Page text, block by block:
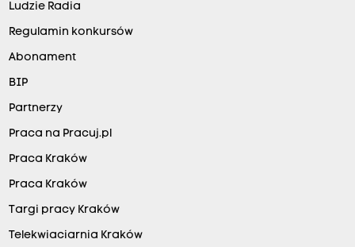
Ludzie Radia
Regulamin konkursów
Abonament
BIP
Partnerzy
Praca na Pracuj.pl
Praca Kraków
Praca Kraków
Targi pracy Kraków
Telekwiaciarnia Kraków